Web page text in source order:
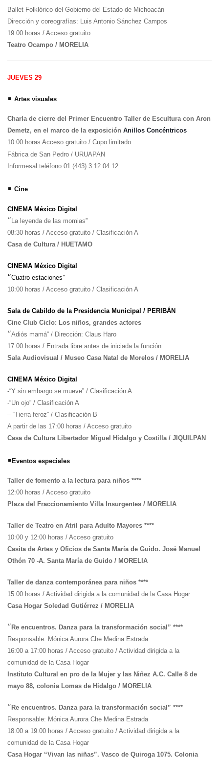
Ballet Folklórico del Gobierno del Estado de Michoacán
Dirección y coreografías: Luis Antonio Sánchez Campos
19:00 horas / Acceso gratuito
Teatro Ocampo / MORELIA
JUEVES 29
• Artes visuales
Charla de cierre del Primer Encuentro Taller de Escultura con Aron
Demetz, en el marco de la exposición Anillos Concéntricos
10:00 horas Acceso gratuito / Cupo limitado
Fábrica de San Pedro / URUAPAN
Informesal teléfono 01 (443) 3 12 04 12
• Cine
CINEMA México Digital
“La leyenda de las momias”
08:30 horas / Acceso gratuito / Clasificación A
Casa de Cultura / HUETAMO
CINEMA México Digital
“Cuatro estaciones”
10:00 horas / Acceso gratuito / Clasificación A
Sala de Cabildo de la Presidencia Municipal / PERIBÁN
Cine Club Ciclo: Los niños, grandes actores
“Adiós mamá” / Dirección: Claus Haro
17:00 horas / Entrada libre antes de iniciada la función
Sala Audiovisual / Museo Casa Natal de Morelos / MORELIA
CINEMA México Digital
-“Y sin embargo se mueve” / Clasificación A
-“Un ojo” / Clasificación A
– “Tierra feroz” / Clasificación B
A partir de las 17:00 horas / Acceso gratuito
Casa de Cultura Libertador Miguel Hidalgo y Costilla / JIQUILPAN
•Eventos especiales
Taller de fomento a la lectura para niños ****
12:00 horas / Acceso gratuito
Plaza del Fraccionamiento Villa Insurgentes / MORELIA
Taller de Teatro en Atril para Adulto Mayores ****
10:00 y 12:00 horas / Acceso gratuito
Casita de Artes y Oficios de Santa María de Guido. José Manuel
Othón 70 -A. Santa María de Guido / MORELIA
Taller de danza contemporánea para niños ****
15:00 horas / Actividad dirigida a la comunidad de la Casa Hogar
Casa Hogar Soledad Gutiérrez / MORELIA
“ Re encuentros. Danza para la transformación social” ****
Responsable: Mónica Aurora Che Medina Estrada
16:00 a 17:00 horas / Acceso gratuito / Actividad dirigida a la
comunidad de la Casa Hogar
Instituto Cultural en pro de la Mujer y las Niñez A.C. Calle 8 de
mayo 88, colonia Lomas de Hidalgo / MORELIA
“ Re encuentros. Danza para la transformación social” ****
Responsable: Mónica Aurora Che Medina Estrada
18:00 a 19:00 horas / Acceso gratuito / Actividad dirigida a la
comunidad de la Casa Hogar
Casa Hogar “Vivan las niñas”. Vasco de Quiroga 1075. Colonia